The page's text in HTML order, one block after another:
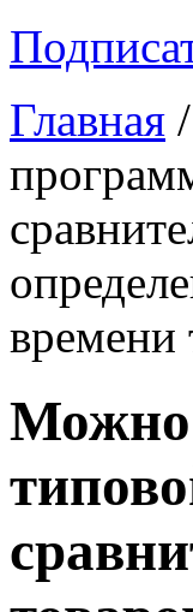
Главная /
времени
Можно